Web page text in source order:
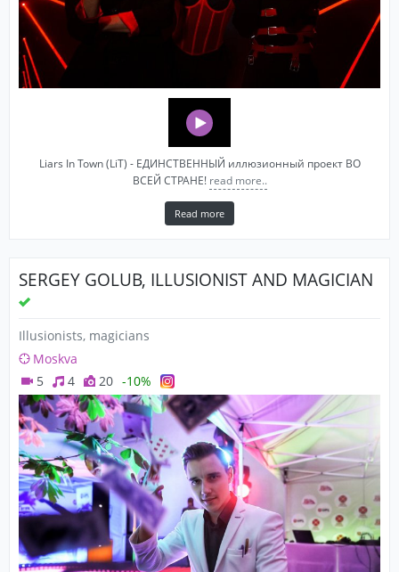
Liars In Town (LiT) - ЕДИНСТВЕННЫЙ иллюзионный проект ВО
ВСЕЙ СТРАНЕ! read more..
Read more
SERGEY GOLUB, ILLUSIONIST AND MAGICIAN
Illusionists, magicians
Moskva
5
4 20 -10%